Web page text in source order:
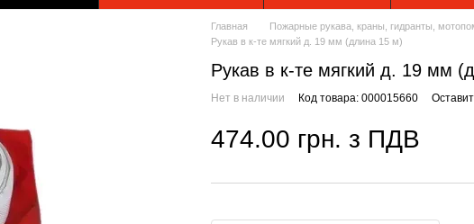
Главная Пожарные рукава, краны, гидранты,
Рукав в к-те мягкий д. 19 мм (длина 15 м)
Рукав в к-те мягкий д. 19 мм
Нет в наличии Код товара: 000015660
474.00 грн. з ПДВ